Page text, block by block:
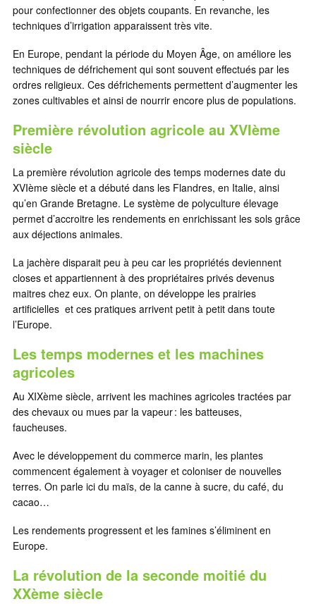
pour confectionner des objets coupants. En revanche, les
techniques d’irrigation apparaissent très vite.
En Europe, pendant la période du Moyen Âge, on améliore les
techniques de défrichement qui sont souvent effectués par les
ordres religieux. Ces défrichements permettent d’augmenter les
zones cultivables et ainsi de nourrir encore plus de populations.
Première révolution agricole au XVIème
siècle
La première révolution agricole des temps modernes date du
XVIème siècle et a débuté dans les Flandres, en Italie, ainsi
qu’en Grande Bretagne. Le système de polyculture élevage
permet d’accroitre les rendements en enrichissant les sols grâce
aux déjections animales.
La jachère disparait peu à peu car les propriétés deviennent
closes et appartiennent à des propriétaires privés devenus
maitres chez eux. On plante, on développe les prairies
artificielles et ces pratiques arrivent petit à petit dans toute
l’Europe.
Les temps modernes et les machines
agricoles
Au XIXème siècle, arrivent les machines agricoles tractées par
des chevaux ou mues par la vapeur : les batteuses,
faucheuses.
Avec le développement du commerce marin, les plantes
commencent également à voyager et coloniser de nouvelles
terres. On parle ici du maïs, de la canne à sucre, du café, du
cacao…
Les rendements progressent et les famines s’éliminent en
Europe.
La révolution de la seconde moitié du
XXème siècle